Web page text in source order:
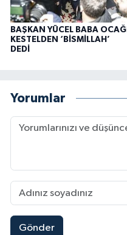
BAŞKAN YÜCEL BABA OCAĞI
KESTELDEN ‘BİSMİLLAH’
DEDİ
Yorumlar
Gönder